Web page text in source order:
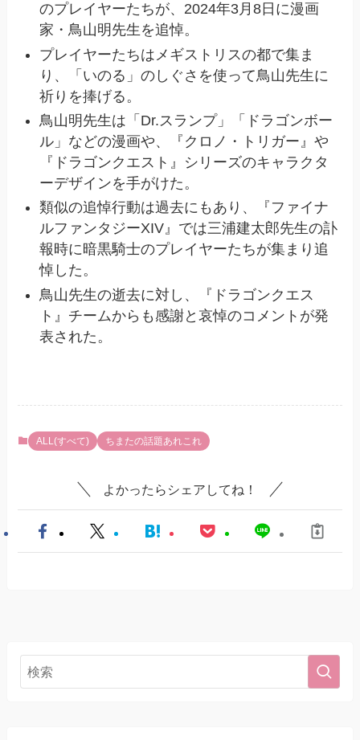
のプレイヤーたちが、2024年3月8日に漫画
家・鳥山明先生を追悼。
プレイヤーたちはメギストリスの都で集ま
り、「いのる」のしぐさを使って鳥山先生に
祈りを捧げる。
鳥山明先生は「Dr.スランプ」「ドラゴンボー
ル」などの漫画や、『クロノ・トリガー』や
『ドラゴンクエスト』シリーズのキャラクタ
ーデザインを手がけた。
類似の追悼行動は過去にもあり、『ファイナ
ルファンタジーXIV』では三浦建太郎先生の訃
報時に暗黒騎士のプレイヤーたちが集まり追
悼した。
鳥山先生の逝去に対し、『ドラゴンクエス
ト』チームからも感謝と哀悼のコメントが発
表された。
ALL(すべて) ちまたの話題あれこれ
よかったらシェアしてね！